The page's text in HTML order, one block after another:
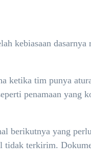
kebiasaan dasarnya
ketika tim punya
penamaan yang
berikutnya yang
tidak terkirim.